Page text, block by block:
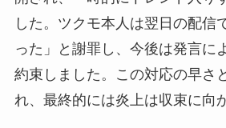
した。ツクモ本人は翌日の配信
った」と謝罪し、今後は発言に
約束しました。この対応の早さ
れ、最終的には炎上は収束に向